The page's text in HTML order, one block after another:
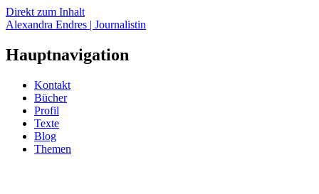
Direkt zum Inhalt
Alexandra Endres | Journalistin
Hauptnavigation
Kontakt
Bücher
Profil
Texte
Blog
Themen